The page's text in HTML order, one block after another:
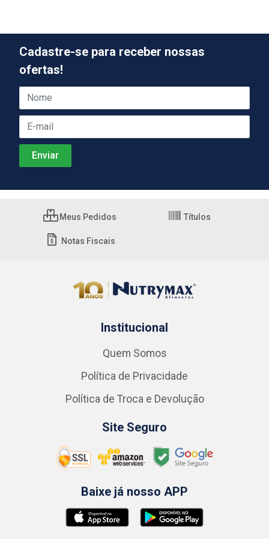
Cadastre-se para receber nossas
ofertas!
Meus Pedidos Títulos
Notas Fiscais
Institucional
Quem Somos
Política de Privacidade
Política de Troca e Devolução
Site Seguro
Baixe já nosso APP